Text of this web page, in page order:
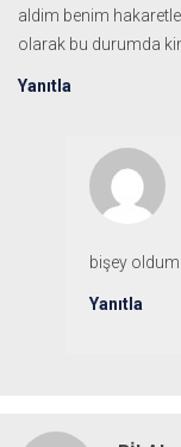
aldim benim
olarak bu durumda
Yanıtla
bişey
Yanıtla